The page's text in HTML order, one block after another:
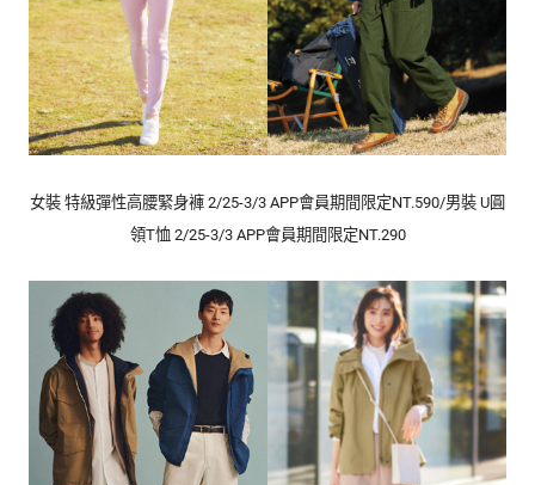
女裝 特級彈性高腰緊身褲 2/25-3/3 APP會員期間限定NT.590/男裝 U圓
領T恤 2/25-3/3 APP會員期間限定NT.290